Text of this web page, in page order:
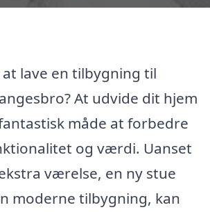
lave en tilbygning til
At udvide dit hjem
måde at forbedre
og værdi. Uanset
værelse, en ny stue
moderne tilbygning, kan